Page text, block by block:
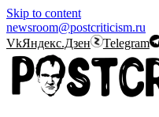
Skip to content
newsroom@postcriticism.ru
VkЯндекс.Дзен Telegram